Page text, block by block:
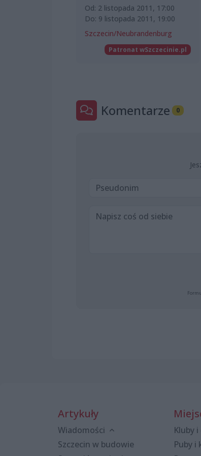
Od: 2 listopada 2011, 17:00
Do: 9 listopada 2011, 19:00
Szczecin/Neubrandenburg
Patronat wSzczecinie.pl
Komentarze 0
Artykuły
Wiadomości
Szczecin w budowie
Kluby
Puby i